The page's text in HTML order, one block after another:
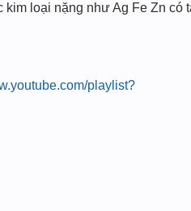
loại nặng như Ag Fe Zn có
playlist?